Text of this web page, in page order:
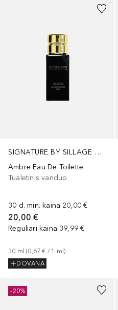
SIGNATURE BY SILLAGE D'ORIENT
Ambre Eau De Toilette
Tualetinis vanduo
30 d. min. kaina 20,00 €
20,00 €
Reguliari kaina 39,99 €
30 ml (0,67 € / 1 ml)
DOVANA
-20%